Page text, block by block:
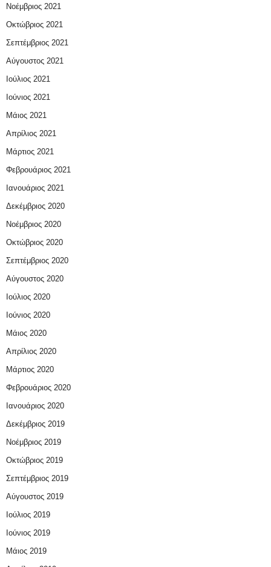
Νοέμβριος 2021
Οκτώβριος 2021
Σεπτέμβριος 2021
Αύγουστος 2021
Ιούλιος 2021
Ιούνιος 2021
Μάιος 2021
Απρίλιος 2021
Μάρτιος 2021
Φεβρουάριος 2021
Ιανουάριος 2021
Δεκέμβριος 2020
Νοέμβριος 2020
Οκτώβριος 2020
Σεπτέμβριος 2020
Αύγουστος 2020
Ιούλιος 2020
Ιούνιος 2020
Μάιος 2020
Απρίλιος 2020
Μάρτιος 2020
Φεβρουάριος 2020
Ιανουάριος 2020
Δεκέμβριος 2019
Νοέμβριος 2019
Οκτώβριος 2019
Σεπτέμβριος 2019
Αύγουστος 2019
Ιούλιος 2019
Ιούνιος 2019
Μάιος 2019